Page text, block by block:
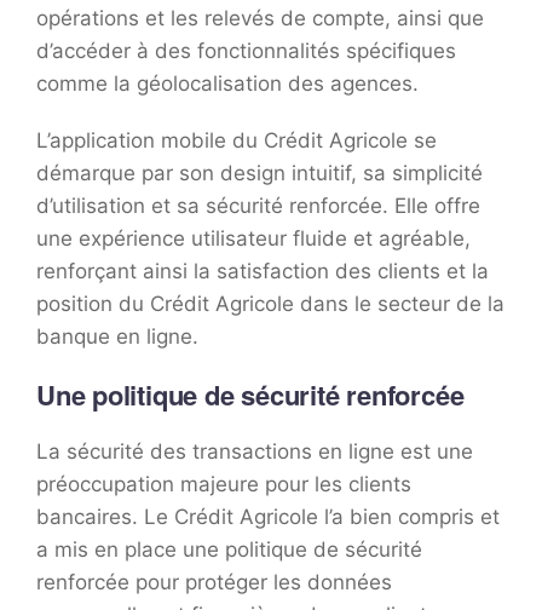
opérations et les relevés de compte, ainsi que
d’accéder à des fonctionnalités spécifiques
comme la géolocalisation des agences.
L’application mobile du Crédit Agricole se
démarque par son design intuitif, sa simplicité
d’utilisation et sa sécurité renforcée. Elle offre
une expérience utilisateur fluide et agréable,
renforçant ainsi la satisfaction des clients et la
position du Crédit Agricole dans le secteur de la
banque en ligne.
Une politique de sécurité renforcée
La sécurité des transactions en ligne est une
préoccupation majeure pour les clients
bancaires. Le Crédit Agricole l’a bien compris et
a mis en place une politique de sécurité
renforcée pour protéger les données